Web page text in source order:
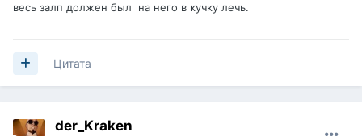
весь залп должен был на него в кучку лечь.
Цитата
der_Kraken